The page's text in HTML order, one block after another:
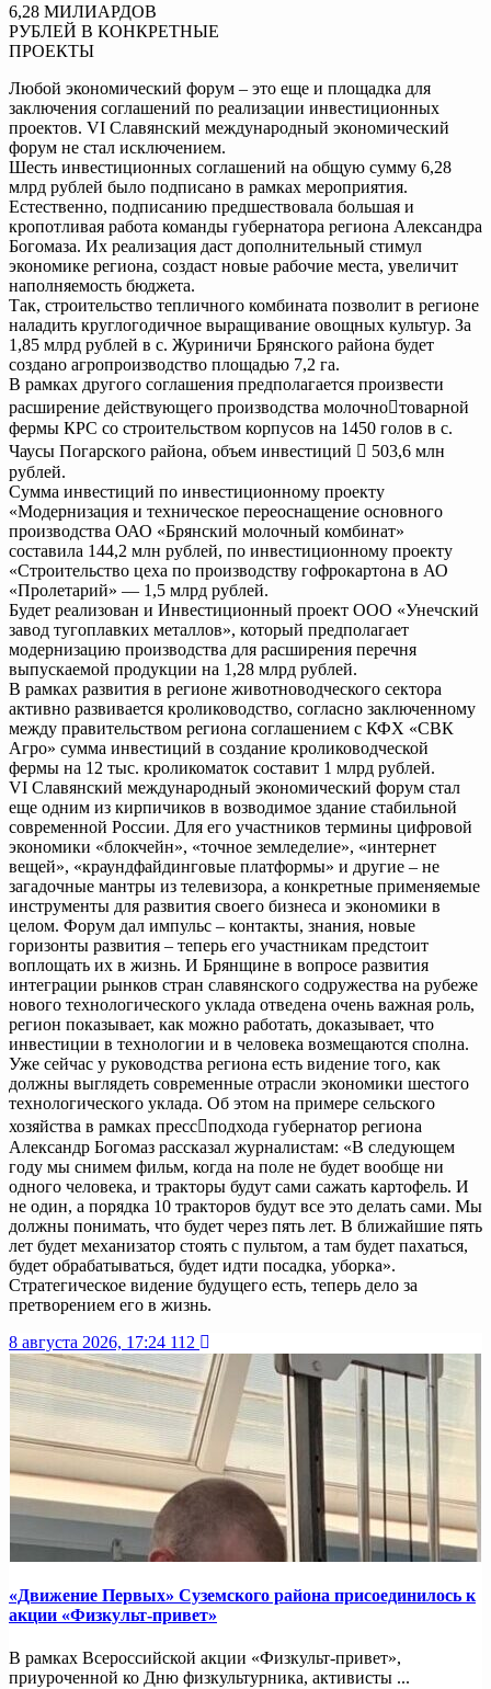
6,28 МИЛИАРДОВ
РУБЛЕЙ В КОНКРЕТНЫЕ
ПРОЕКТЫ
Любой экономический форум – это еще и площадка для
заключения соглашений по реализации инвестиционных
проектов. VI Славянский международный экономический
форум не стал исключением.
Шесть инвестиционных соглашений на общую сумму 6,28
млрд рублей было подписано в рамках мероприятия.
Естественно, подписанию предшествовала большая и
кропотливая работа команды губернатора региона Александра
Богомаза. Их реализация даст дополнительный стимул
экономике региона, создаст новые рабочие места, увеличит
наполняемость бюджета.
Так, строительство тепличного комбината позволит в регионе
наладить круглогодичное выращивание овощных культур. За
1,85 млрд рублей в с. Журиничи Брянского района будет
создано агропроизводство площадью 7,2 га.
В рамках другого соглашения предполагается произвести
расширение действующего производства молочнотоварной
фермы КРС со строительством корпусов на 1450 голов в с.
Чаусы Погарского района, объем инвестиций  503,6 млн
рублей.
Сумма инвестиций по инвестиционному проекту
«Модернизация и техническое переоснащение основного
производства ОАО «Брянский молочный комбинат»
составила 144,2 млн рублей, по инвестиционному проекту
«Строительство цеха по производству гофрокартона в АО
«Пролетарий» — 1,5 млрд рублей.
Будет реализован и Инвестиционный проект ООО «Унечский
завод тугоплавких металлов», который предполагает
модернизацию производства для расширения перечня
выпускаемой продукции на 1,28 млрд рублей.
В рамках развития в регионе животноводческого сектора
активно развивается кролиководство, согласно заключенному
между правительством региона соглашением с КФХ «СВК
Агро» сумма инвестиций в создание кролиководческой
фермы на 12 тыс. кроликоматок составит 1 млрд рублей.
VI Славянский международный экономический форум стал
еще одним из кирпичиков в возводимое здание стабильной
современной России. Для его участников термины цифровой
экономики «блокчейн», «точное земледелие», «интернет
вещей», «краундфайдинговые платформы» и другие – не
загадочные мантры из телевизора, а конкретные применяемые
инструменты для развития своего бизнеса и экономики в
целом. Форум дал импульс – контакты, знания, новые
горизонты развития – теперь его участникам предстоит
воплощать их в жизнь. И Брянщине в вопросе развития
интеграции рынков стран славянского содружества на рубеже
нового технологического уклада отведена очень важная роль,
регион показывает, как можно работать, доказывает, что
инвестиции в технологии и в человека возмещаются сполна.
Уже сейчас у руководства региона есть видение того, как
должны выглядеть современные отрасли экономики шестого
технологического уклада. Об этом на примере сельского
хозяйства в рамках прессподхода губернатор региона
Александр Богомаз рассказал журналистам: «В следующем
году мы снимем фильм, когда на поле не будет вообще ни
одного человека, и тракторы будут сами сажать картофель. И
не один, а порядка 10 тракторов будут все это делать сами. Мы
должны понимать, что будет через пять лет. В ближайшие пять
лет будет механизатор стоять с пультом, а там будет пахаться,
будет обрабатываться, будет идти посадка, уборка».
Стратегическое видение будущего есть, теперь дело за
претворением его в жизнь.
8 августа 2026, 17:24 112
«Движение Первых» Суземского района присоединилось к
акции «Физкульт-привет»
В рамках Всероссийской акции «Физкульт-привет»,
приуроченной ко Дню физкультурника, активисты ...